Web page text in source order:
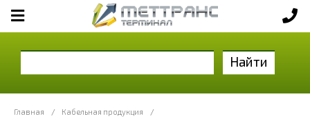
Найти
Главная / Кабельная продукция
/